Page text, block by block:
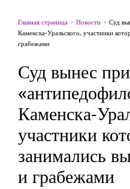
Главная страница Новости
Суд
Каменска-Уральского, участники
грабежами
Суд вынес
Каменска-
участники
занимались
и грабежами